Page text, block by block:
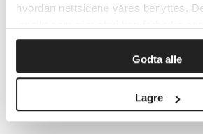
hvordan nettsidene våres benyttes.
Godta alle
Lagre
Karbonmonoksid -
behandlingsanbefaling
forgiftning